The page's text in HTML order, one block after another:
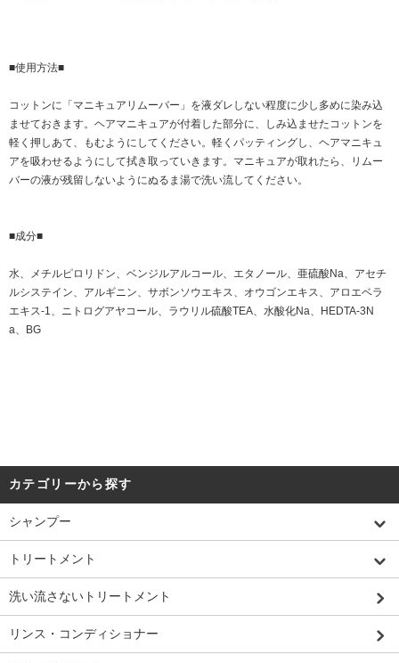
■使用方法■
コットンに「マニキュアリムーバー」を液ダレしない程度に少し多めに染み込
ませておきます。ヘアマニキュアが付着した部分に、しみ込ませたコットンを
軽く押しあて、もむようにしてください。軽くパッティングし、ヘアマニキュ
アを吸わせるようにして拭き取っていきます。マニキュアが取れたら、リムー
バーの液が残留しないようにぬるま湯で洗い流してください。
■成分■
水、メチルピロリドン、ベンジルアルコール、エタノール、亜硫酸Na、アセチ
ルシステイン、アルギニン、サボンソウエキス、オウゴンエキス、アロエベラ
エキス-1、ニトログアヤコール、ラウリル硫酸TEA、水酸化Na、HEDTA-3N
a、BG
カテゴリーから探す
シャンプー
トリートメント
洗い流さないトリートメント
リンス・コンディショナー